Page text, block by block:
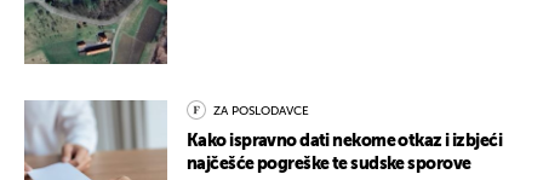
ZA POSLODAVCE
Kako ispravno dati nekome otkaz i izbjeći
najčešće pogreške te sudske sporove